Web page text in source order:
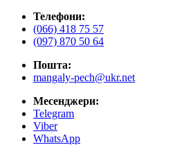
Телефони:
(066) 418 75 57
(097) 870 50 64
Пошта:
mangaly-pech@ukr.net
Месенджери:
Telegram
Viber
WhatsApp